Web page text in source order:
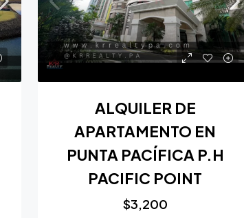
ALQUILER DE
APARTAMENTO EN
PUNTA PACÍFICA P.H
PACIFIC POINT
$3,200